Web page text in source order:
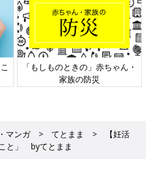
「もしものときの」赤ちゃん・
家族の防災
マンガ てとまま
【妊活
と」 byてとまま